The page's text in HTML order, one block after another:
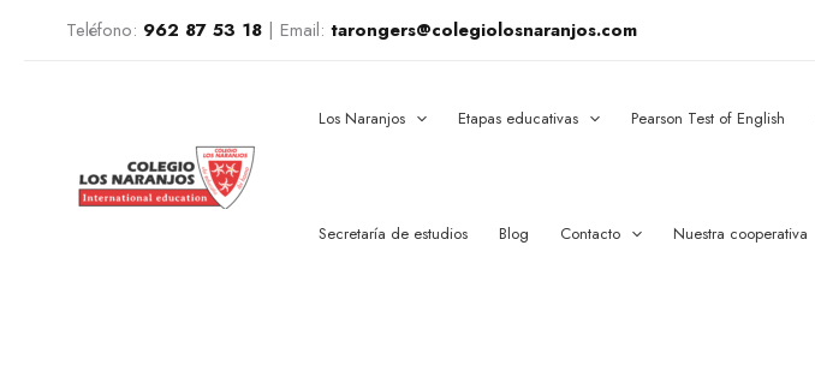
Teléfono: 962 87 53 18 | Email: tarongers@colegiolosnaranjos.com
Los Naranjos Etapas educativas Pearson Test of English
Secretaría de estudios Blog Contacto Nuestra cooperativa